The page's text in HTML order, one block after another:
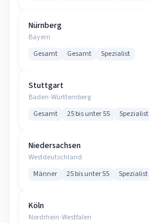
Nürnberg
Bayern
Gesamt Gesamt Spezialist
Stuttgart
Baden-Württemberg
Gesamt 25 bis unter 55 Spezialist
Niedersachsen
Westdeutschland
Männer 25 bis unter 55 Spezialist
Köln
Nordrhein-Westfalen